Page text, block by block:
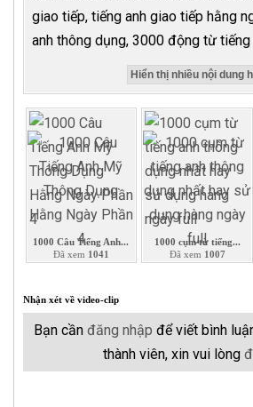
giao tiếp, tiếng anh giao tiếp hằng
anh thông dụng, 3000 động từ
Hiển thị nhiều nội dung
1000 Câu Tiếng Anh...
Đã xem 1041
1000 cụm từ tiếng...
Đã xem 1007
Nhận xét về video-clip
Bạn cần đăng nhập để viết bình
thành viên, xin vui lòng